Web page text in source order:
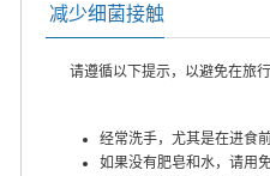
减少细菌接触
请遵循以下提示，以避免在旅
经常洗手，尤其是在进食前
如果没有肥皂和水，请用